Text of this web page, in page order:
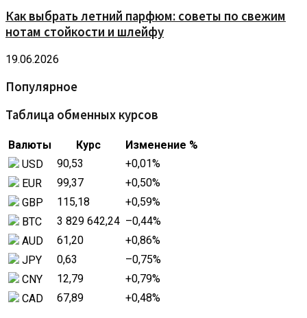
Как выбрать летний парфюм: советы по свежим
нотам стойкости и шлейфу
19.06.2026
Популярное
Таблица обменных курсов
Валюты Курс
Изменение %
USD
90,53 +0,01%
EUR
99,37 +0,50%
GBP
115,18 +0,59%
BTC
3 829 642,24 –0,44%
AUD
61,20 +0,86%
JPY
0,63 –0,75%
CNY
12,79 +0,79%
CAD
67,89 +0,48%